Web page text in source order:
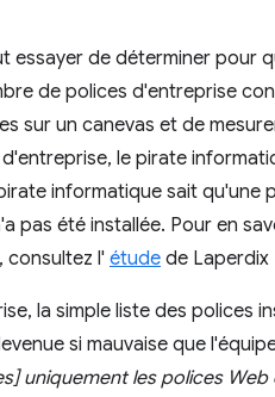
essayer de déterminer pour
de polices d'entreprise
sur un canevas et de
le pirate
informatique sait qu'une
pas été installée. Pour en
consultez l' étude de Laperdix
la simple liste des polices
si mauvaise que
uniquement les polices